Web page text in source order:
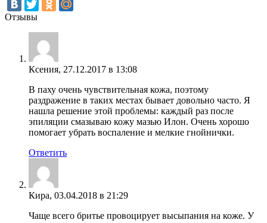
Отзывы
Ксения, 27.12.2017 в 13:08
В паху очень чувствительная кожа, поэтому
раздражение в таких местах бывает довольно часто. Я
нашла решение этой проблемы: каждый раз после
эпиляции смазываю кожу мазью Илон. Очень хорошо
помогает убрать воспаление и мелкие гнойнички.
Ответить
Кира, 03.04.2018 в 21:29
Чаще всего бритье провоцирует высыпания на коже. У